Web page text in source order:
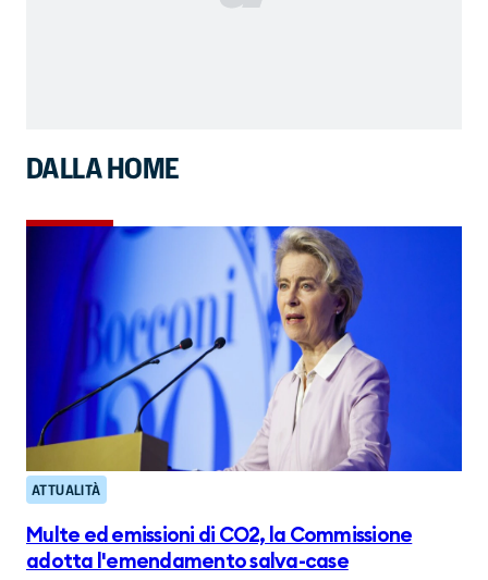
DALLA HOME
ATTUALITÀ
Multe ed emissioni di CO2, la Commissione
adotta l'emendamento salva-case